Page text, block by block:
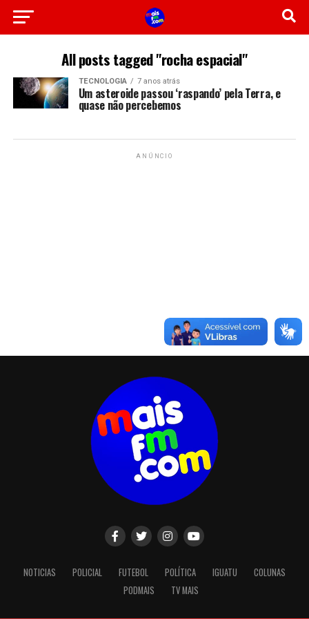
All posts tagged "rocha espacial"
TECNOLOGIA 7 anos atrás
Um asteroide passou ‘raspando’ pela Terra, e
quase não percebemos
ANÚNCIO
NOTICIAS POLICIAL FUTEBOL POLÍTICA IGUATU
COLUNAS
PODMAIS
TV MAIS